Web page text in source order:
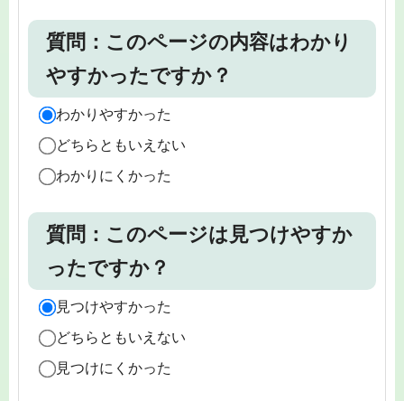
質問：このページの内容はわかり
やすかったですか？
わかりやすかった
どちらともいえない
わかりにくかった
質問：このページは見つけやすか
ったですか？
見つけやすかった
どちらともいえない
見つけにくかった